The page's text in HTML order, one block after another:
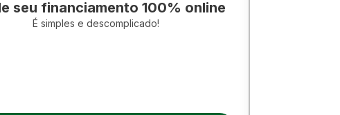
seu financiamento 100% online
É simples e descomplicado!